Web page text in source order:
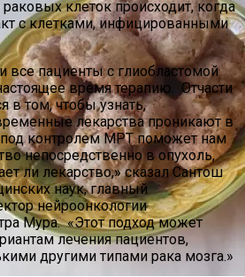
Распределением
Зон Для Комфорта
клеток происходит, когда
с клетками, инфицированными
все пациенты с глиобластомой
время терапию. Отчасти
в том, чтобы узнать,
лекарства проникают в
под контролем МРТ поможет нам
непосредственно в опухоль,
ли лекарство,» сказал Сантош
наук, главный
нейроонкологии
Мура. «Этот подход может
лечения пациентов,
другими типами рака мозга.»